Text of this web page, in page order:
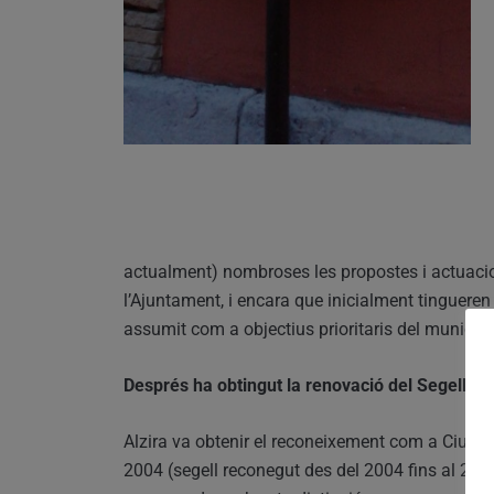
actualment) nombroses les propostes i
l’Ajuntament, i encara que inicialment
assumit com a objectius prioritaris del municipi.
Després ha obtingut la renovació del Segell
Alzira va obtenir el reconeixement com a Ciutat
2004 (segell reconegut des del 2004 fins al